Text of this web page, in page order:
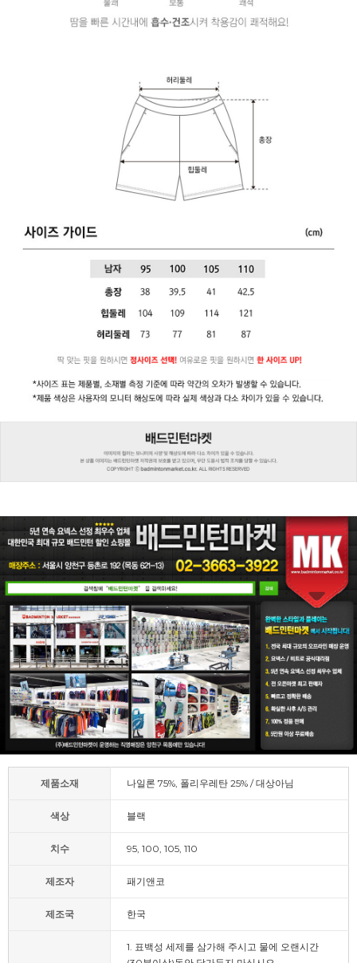
제품소재 나일론 75%, 폴리우레탄 25% / 대상아님
색상 블랙
치수 95, 100, 105, 110
제조자 패기앤코
제조국 한국
1. 표백성 세제를 삼가해 주시고 물에 오랜시간